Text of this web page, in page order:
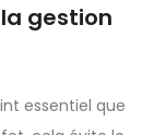
gestion
essentiel que